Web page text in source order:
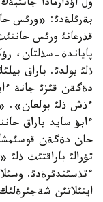
ول اؤدارمادا
بةرئلةدئ: «ورئس
قذرعانئ ورئس
پاياندة-سذلتان،
ذلئ بولدئ. باراق
دةگةن قئزئ جانة
ءذش ذلئ بولعان».
ءابؤ سايد باراق
حان دةگةن قوسئمشا
تؤرالئ باراقتئث
ءتذسئندئرةدئ.
ايتئلاتئن